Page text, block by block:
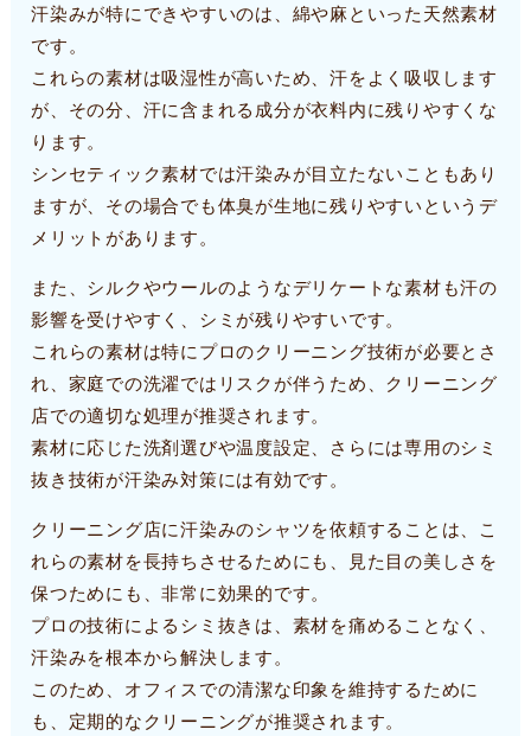
汗染みが特にできやすいのは、綿や麻といった天然素材
です。
これらの素材は吸湿性が高いため、汗をよく吸収します
が、その分、汗に含まれる成分が衣料内に残りやすくな
ります。
シンセティック素材では汗染みが目立たないこともあり
ますが、その場合でも体臭が生地に残りやすいというデ
メリットがあります。
また、シルクやウールのようなデリケートな素材も汗の
影響を受けやすく、シミが残りやすいです。
これらの素材は特にプロのクリーニング技術が必要とさ
れ、家庭での洗濯ではリスクが伴うため、クリーニング
店での適切な処理が推奨されます。
素材に応じた洗剤選びや温度設定、さらには専用のシミ
抜き技術が汗染み対策には有効です。
クリーニング店に汗染みのシャツを依頼することは、こ
れらの素材を長持ちさせるためにも、見た目の美しさを
保つためにも、非常に効果的です。
プロの技術によるシミ抜きは、素材を痛めることなく、
汗染みを根本から解決します。
このため、オフィスでの清潔な印象を維持するために
も、定期的なクリーニングが推奨されます。